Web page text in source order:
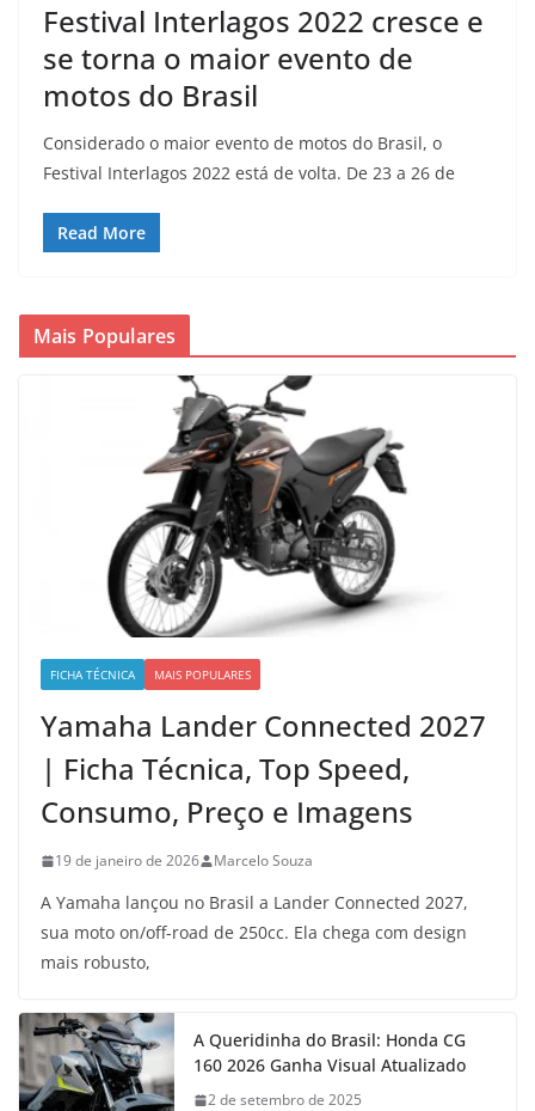
Festival Interlagos 2022 cresce e
se torna o maior evento de
motos do Brasil
Considerado o maior evento de motos do Brasil, o
Festival Interlagos 2022 está de volta. De 23 a 26 de
Read More
Mais Populares
FICHA TÉCNICA MAIS POPULARES
Yamaha Lander Connected 2027
| Ficha Técnica, Top Speed,
Consumo, Preço e Imagens
19 de janeiro de 2026 Marcelo Souza
A Yamaha lançou no Brasil a Lander Connected 2027,
sua moto on/off-road de 250cc. Ela chega com design
mais robusto,
A Queridinha do Brasil: Honda CG
160 2026 Ganha Visual Atualizado
2 de setembro de 2025